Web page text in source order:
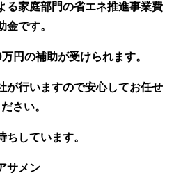
る家庭部門の省エネ推進事業費
金です。
円の補助が受けられます。
が行いますので安心してお任せ
ださい。
ちしています。
サメン